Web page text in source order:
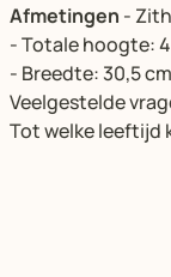
Afmetingen -
- Totale hoogte:
- Breedte: 30,5 cm
Veelgestelde
Tot welke leeftijd